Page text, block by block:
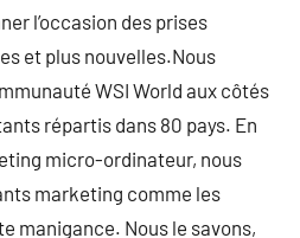
l’occasion des prises
et plus nouvelles.Nous
WSI World aux côtés
répartis dans 80 pays. En
micro-ordinateur, nous
marketing comme les
manigance. Nous le savons,